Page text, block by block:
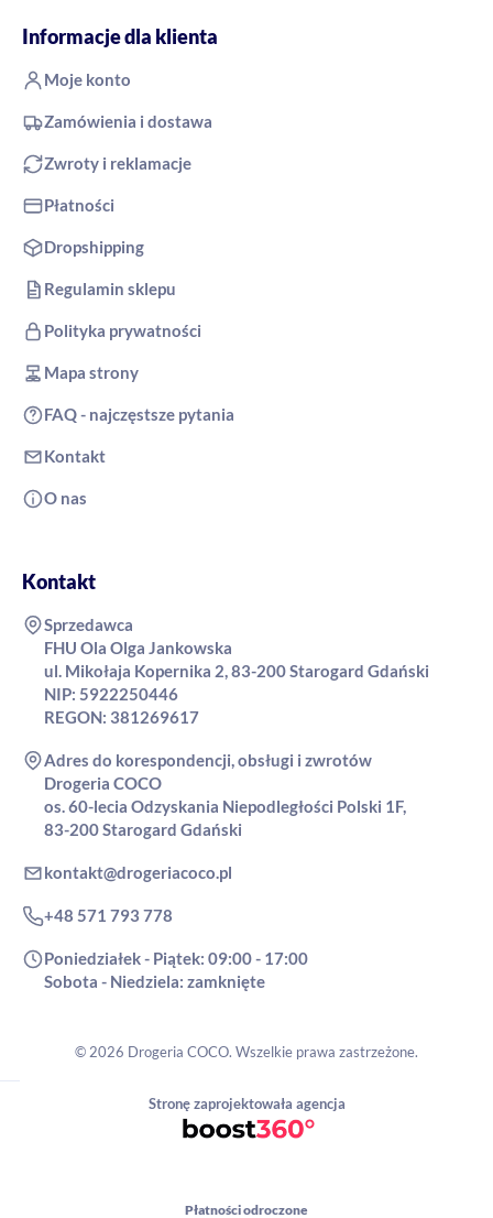
Informacje dla klienta
Moje konto
Zamówienia i dostawa
Zwroty i reklamacje
Płatności
Dropshipping
Regulamin sklepu
Polityka prywatności
Mapa strony
FAQ - najczęstsze pytania
Kontakt
O nas
Kontakt
Sprzedawca
FHU Ola Olga Jankowska
ul. Mikołaja Kopernika 2, 83-200 Starogard Gdański
NIP: 5922250446
REGON: 381269617
Adres do korespondencji, obsługi i zwrotów
Drogeria COCO
os. 60-lecia Odzyskania Niepodległości Polski 1F,
83-200 Starogard Gdański
kontakt@drogeriacoco.pl
+48 571 793 778
Poniedziałek - Piątek: 09:00 - 17:00
Sobota - Niedziela: zamknięte
© 2026 Drogeria COCO. Wszelkie prawa zastrzeżone.
Stronę zaprojektowała agencja
Płatności odroczone